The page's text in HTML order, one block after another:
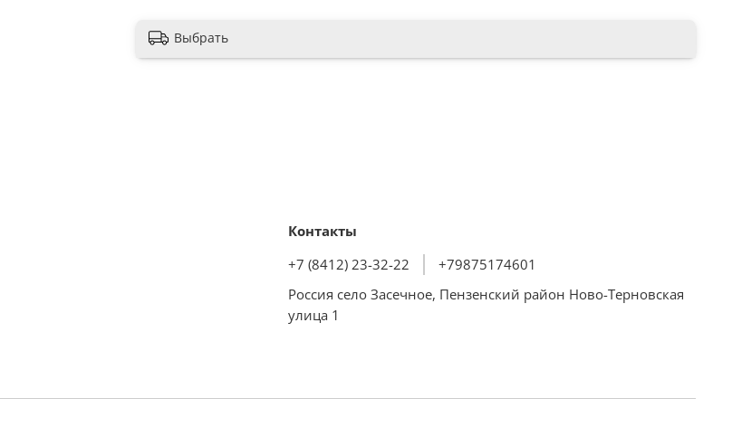
Выбрать
Контакты
+7 (8412) 23-32-22
+79875174601
Россия село Засечное, Пензенский район Ново-Терновская
улица 1